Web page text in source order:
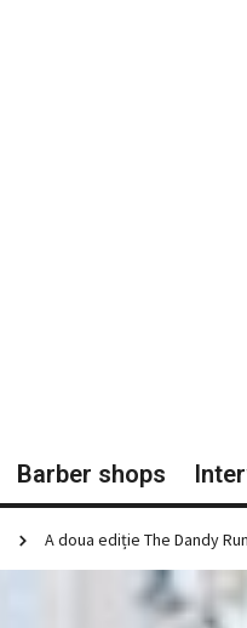
Barber shops
A doua ediție The Dandy